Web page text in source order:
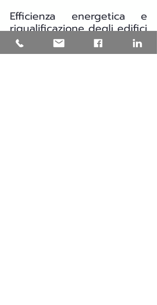
Efficienza energetica e
riqualificazione degli edifici
in Puglia
Una parte significativa del